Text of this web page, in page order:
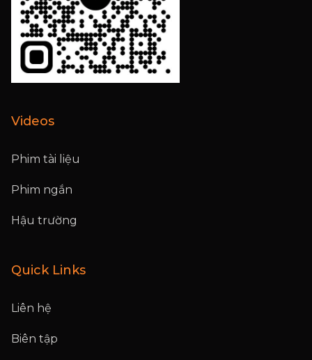
Videos
Phim tài liệu
Phim ngắn
Hậu trường
Quick Links
Liên hệ
Biên tập